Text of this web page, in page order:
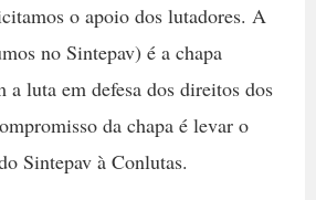
o apoio dos lutadores. A
no Sintepav) é a chapa
a luta em defesa dos direitos dos
da chapa é levar o
Sintepav à Conlutas.